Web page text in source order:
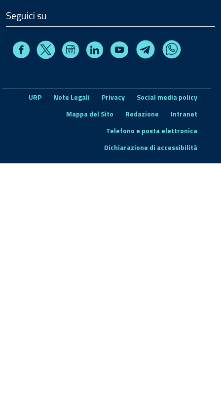
Seguici su
FacebookX InstagramLinkedin Youtube TelegramWhatsapp
URP Note Legali Privacy
Social media policy
Mappa del Sito
Redazione
Intranet
Telefono e posta elettronica
Dichiarazione di accessibilità